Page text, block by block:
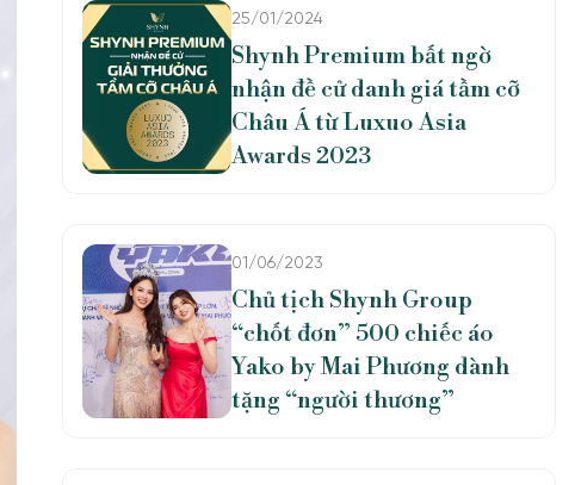
25/01/2024
Shynh Premium bất ngờ
nhận đề cử danh giá tầm cỡ
Châu Á từ Luxuo Asia
Awards 2023
01/06/2023
Chủ tịch Shynh Group
“chốt đơn” 500 chiếc áo
Yako by Mai Phương dành
tặng “người thương”